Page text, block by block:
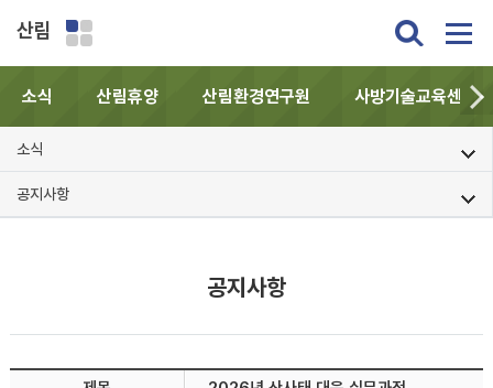
산림
소식 산림휴양 산림환경연구원 사방기술교육센터
소식
공지사항
공지사항